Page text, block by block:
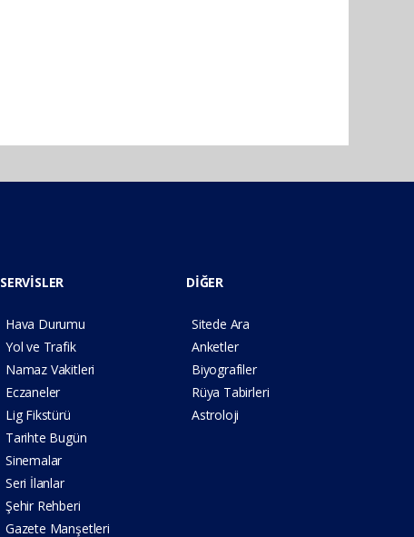
SERVİSLER
Hava Durumu
Yol ve Trafik
Namaz Vakitleri
Eczaneler
Lig Fikstürü
Tarihte Bugün
Sinemalar
Seri İlanlar
Şehir Rehberi
Gazete Manşetleri
DİĞER
Sitede Ara
Anketler
Biyografiler
Rüya Tabirleri
Astroloji